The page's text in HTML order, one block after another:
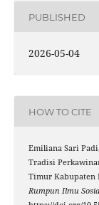
PUBLISHED
2026-05-04
HOW TO CITE
Emiliana Sari
Tradisi
Timur Kabupaten
Rumpun Ilmu